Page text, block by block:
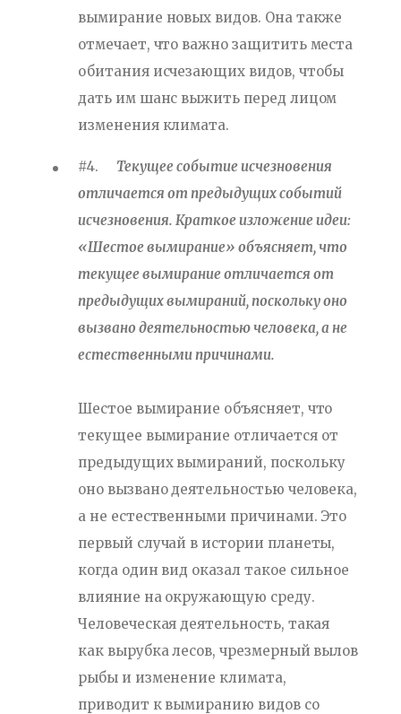
вымирание новых видов. Она также
отмечает, что важно защитить места
обитания исчезающих видов, чтобы
дать им шанс выжить перед лицом
изменения климата.
#4. Текущее событие исчезновения
отличается от предыдущих событий
исчезновения. Краткое изложение идеи:
«Шестое вымирание» объясняет, что
текущее вымирание отличается от
предыдущих вымираний, поскольку оно
вызвано деятельностью человека, а не
естественными причинами.
Шестое вымирание объясняет, что
текущее вымирание отличается от
предыдущих вымираний, поскольку
оно вызвано деятельностью человека,
а не естественными причинами. Это
первый случай в истории планеты,
когда один вид оказал такое сильное
влияние на окружающую среду.
Человеческая деятельность, такая
как вырубка лесов, чрезмерный вылов
рыбы и изменение климата,
приводит к вымиранию видов со